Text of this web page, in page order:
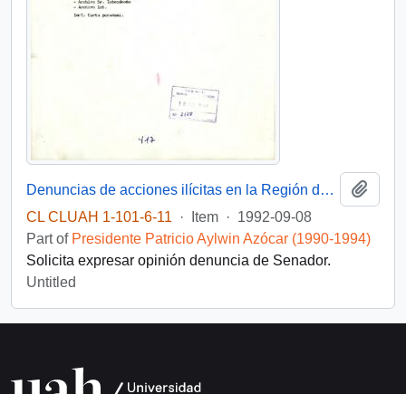
Denuncias de acciones ilícitas en la Región de la Araucanía
CL CLUAH 1-101-6-11
· Item · 1992-09-08
Part of Presidente Patricio Aylwin Azócar (1990-1994)
Solicita expresar opinión denuncia de Senador.
Untitled